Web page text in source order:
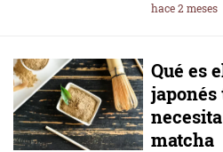
hace 2 meses
Qué es
japonés
matcha